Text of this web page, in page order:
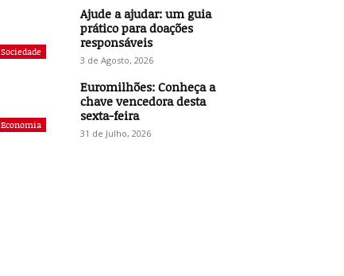
Sociedade
Ajude a ajudar: um guia
prático para doações
responsáveis
3 de Agosto, 2026
Economia
Euromilhões: Conheça a
chave vencedora desta
sexta-feira
31 de Julho, 2026